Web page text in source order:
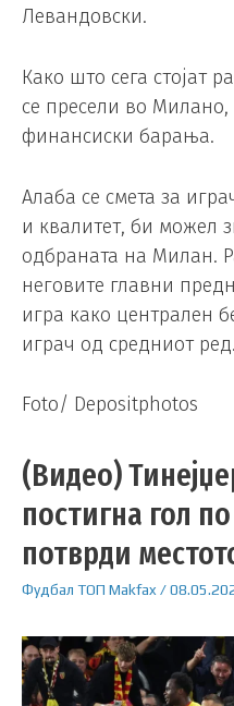
Левандовски.
Како што сега стојат
се пресели во
финансиски барања.
Алаба се смета за
и квалитет, би можел
одбраната на Милан.
неговите главни
игра како централен
играч од средниот ред.
Foto/ Depositphotos
(Видео)
постигна гол
потврди
Фудбал ТОП Makfax /